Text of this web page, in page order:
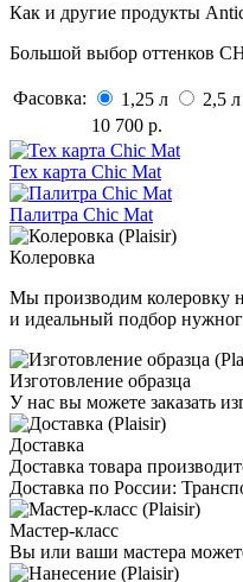
Как и другие продукты
Большой выбор оттенков
Фасовка: 1,25 л 2,5 л
10 700 р.
Тех карта Chic Mat
Палитра Chic Mat
Колеровка
Мы производим колеровку
и идеальный подбор
Изготовление образца
У нас вы можете заказать
Доставка
Доставка товара
Доставка по России:
Мастер-класс
Вы или ваши мастера